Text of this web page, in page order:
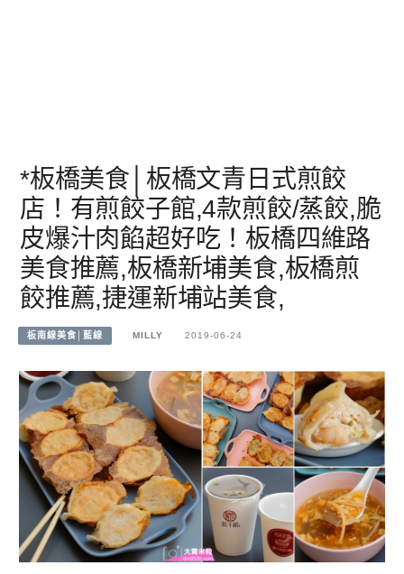
*板橋美食│板橋文青日式煎餃
店！有煎餃子館,4款煎餃/蒸餃,脆
皮爆汁肉餡超好吃！板橋四維路
美食推薦,板橋新埔美食,板橋煎
餃推薦,捷運新埔站美食,
板南線美食│藍線 MILLY 2019-06-24